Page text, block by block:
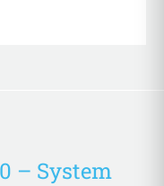
– System